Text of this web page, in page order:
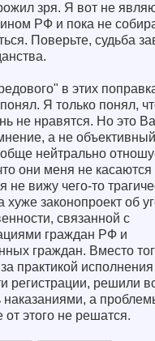
зря. Я вот не
РФ и пока не
Поверьте, судьба
в этих
Я только понял,
не нравятся. Но это
а не
нейтрально
они меня не касаются
не вижу чего-то
хуже законопроект об
связанной с
граждан РФ и
граждан. Вместо
практикой
регистрации, решили
наказаниями, а
от этого не решатся.